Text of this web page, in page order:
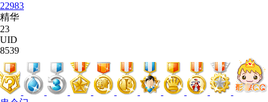
22983
精华
23
UID
8539